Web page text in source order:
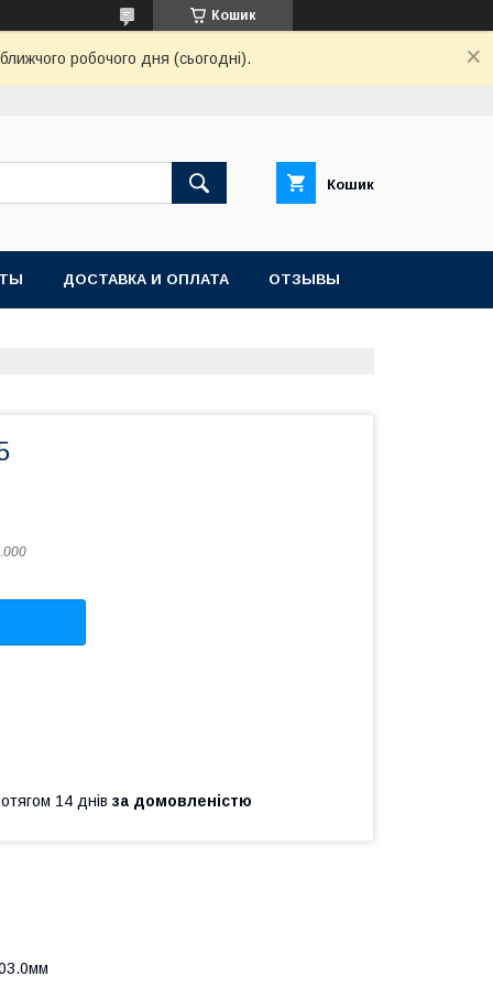
Кошик
робочого дня (сьогодні).
Кошик
ДОСТАВКА И ОПЛАТА ОТЗЫВЫ
14 днів за домовленістю